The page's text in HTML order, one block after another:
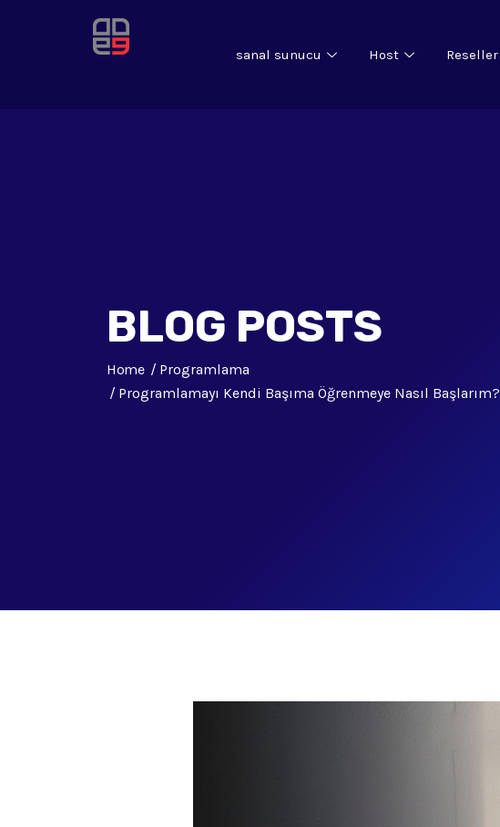
sanal sunucu Host Reseller
BLOG POSTS
Home
Programlama
Programlamayı Kendi Başıma Öğrenmeye Nasıl Başlarım?